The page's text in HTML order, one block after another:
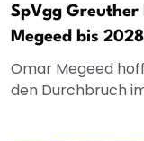
SpVgg
Megeed bis 2028
Omar Megeed
den Durchbruch